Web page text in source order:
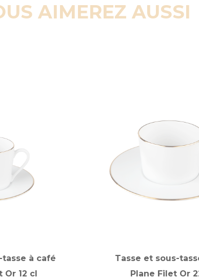
AIMEREZ AUSSI
à café
Or 12 cl
Tasse et sous-
Plane Filet Or